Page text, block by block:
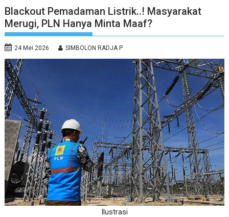
Blackout Pemadaman Listrik..! Masyarakat
Merugi, PLN Hanya Minta Maaf?
24 Mei 2026 SIMBOLON RADJA P
Ilustrasi